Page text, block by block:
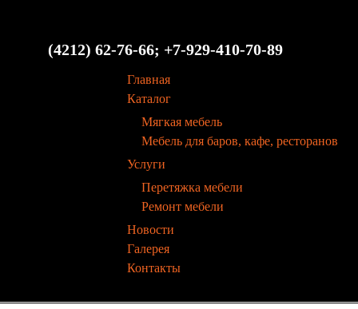
(4212) 62-76-66; +7-929-410-70-89
Главная
Каталог
Мягкая мебель
Мебель для баров, кафе, ресторанов
Услуги
Перетяжка мебели
Ремонт мебели
Новости
Галерея
Контакты